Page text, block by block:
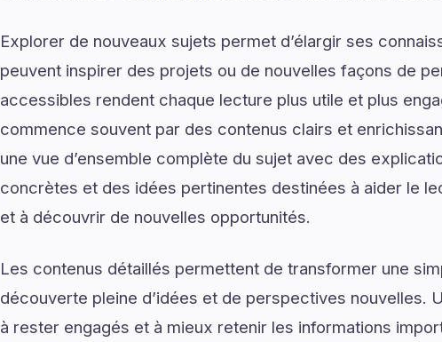
Explorer de nouveaux sujets permet d’élargir ses
peuvent inspirer des projets ou de nouvelles façons de
accessibles rendent chaque lecture plus utile et plus
commence souvent par des contenus clairs et
une vue d’ensemble complète du sujet avec des
concrètes et des idées pertinentes destinées à aider le
et à découvrir de nouvelles opportunités.
Les contenus détaillés permettent de transformer une
découverte pleine d’idées et de perspectives nouvelles.
à rester engagés et à mieux retenir les informations